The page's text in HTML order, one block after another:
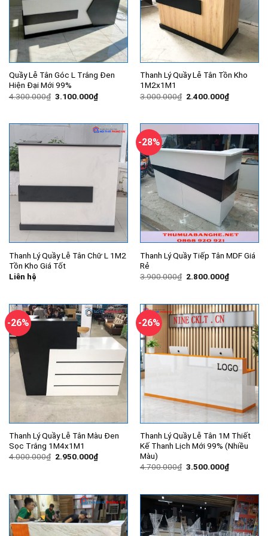
Quầy Lễ Tân Góc L Trắng Đen
Hiện Đại Mới 99%
4.300.000₫ Giá
3.100.000₫Giá
hiện
3.100.000₫.
Thanh Lý Quầy Lễ Tân Tồn Kho
1M2x1M1
3.000.000₫ Giá
2.400.000₫Giá
hiện
Thanh Lý Quầy Lễ Tân Chữ L 1M2
Tồn Kho Giá Tốt
Liên hệ
-28%
Thanh Lý Quầy Tiếp Tân MDF Giá
Rẻ
3.900.000₫ Giá
2.800.000₫Giá
hiện
-26%
Thanh Lý Quầy Lễ Tân Màu Đen
Sọc Trắng 1M4x1M1
4.000.000₫ Giá
2.950.000₫Giá
hiện
-26%
Thanh Lý Quầy Lễ Tân 1M Thiết
Kế Thanh Lịch Mới 99% (Nhiều
Màu)
4.700.000₫ Giá
3.500.000₫Giá
hiện